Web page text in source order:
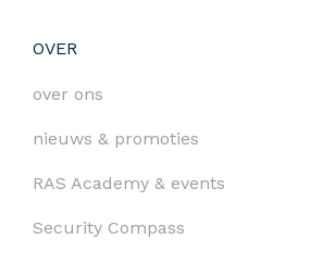
OVER
over ons
nieuws & promoties
RAS Academy & events
Security Compass